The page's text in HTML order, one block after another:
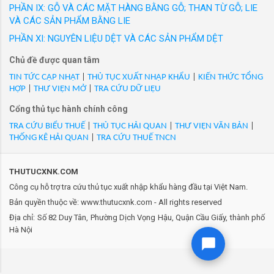
3913
- Mã Hs 39139090: Bbcnl.09.05.01 xanthan gum (xanthan gum
ziboxan f80),cas:11138-66-2,cd:tạo liên kết,ổn định nhũ
phẩm,dạnh rắn,nsx:deosen biochemical (ordos) ltd/ CN Hs
code 3913
- Mã Hs 39139090: Beta glucan (polymers tự nhiên) chiết xuất
từ men saccharomyces cerevisiae: m-gard particulate ew -
cas: 9012-72-0, dùng làm nlsx thực phẩm, nhà sx: biotec
betaglucans as, 25kg/box (mới 100%)/ NO/ 0% Hs code 3913
lệ: 100%)./ FR/ 0% Hs code 3913
- Mã Hs 39139090: Chất làm đặc sử dụng trong thực phẩm
gellan gum low acyl,b/n:2025120611, 25kg/drum,
hsd:05/12/2027, số công bố 002/f.i.c/2025 ngày:09/09/2025,
- Mã Hs 39139090: Chất xanthan gum (cas: 11138-66-2) dùng
đưa ra thị trường trong nước với các nhãn hiệu
được người tiêu dùng Việt Nam yêu thích. Hàng
loạt sản phẩm thời trang công sở cao cấp như
Classic, May10 Classic Suit... Thương hiệu
Veston và nhiều thương hiệu thời trang được
phát triển trong 20 năm qua của May 10 đ...
PHẦN IX: GỖ VÀ CÁC MẶT HÀNG BẰNG GỖ; THAN TỪ GỖ; LIE
VÀ CÁC SẢN PHẨM BẰNG LIE
PHẦN XI: NGUYÊN LIỆU DỆT VÀ CÁC SẢN PHẨM DỆT
Chủ đề được quan tâm
TIN TỨC CẬP NHẬT| THỦ TỤC XUẤT NHẬP KHẨU
KIẾN THỨC TỔNG
HỢP
THƯ VIỆN MỞ| TRA CỨU DỮ LIỆU
Cổng thủ tục hành chính công
TRA CỨU BIỂU THUẾ THỦ TỤC HẢI QUAN THƯ VIỆN VĂN BẢN
THỐNG KÊ HẢI QUAN
TRA CỨU THUẾ TNCN
THUTUCXNK.COM
Công cụ hỗ trợ tra cứu thủ tục xuất nhập khẩu hàng đầu tại Việt Nam.
Bản quyền thuộc về: www.thutucxnk.com - All rights reserved
Địa chỉ: Số 82 Duy Tân, Phường Dịch Vọng Hậu, Quận Cầu Giấy, thành phố
Hà Nội